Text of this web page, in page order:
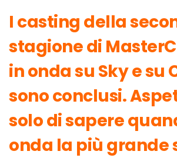
I casting della
stagione di
in onda su Sky e su
sono conclusi.
solo di sapere
onda la più grande